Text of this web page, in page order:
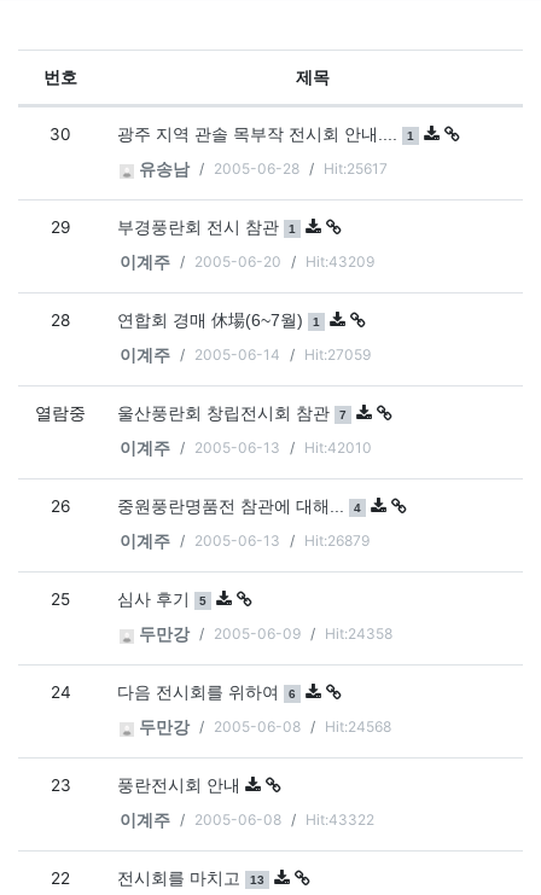
번호 제목
30 광주 지역 관솔 목부작 전시회 안내.... 댓글
1 개
유송남 2005-06-28 Hit:25617
29 부경풍란회 전시 참관 댓글
1 개
이계주 2005-06-20 Hit:43209
28 연합회 경매 休場(6~7월) 댓글
1 개
이계주 2005-06-14 Hit:27059
열람중 울산풍란회 창립전시회 참관 댓글
7 개
이계주 2005-06-13 Hit:42010
26 중원풍란명품전 참관에 대해... 댓글
4 개
이계주 2005-06-13 Hit:26879
25 심사 후기 댓글
5 개
두만강 2005-06-09 Hit:24358
24 다음 전시회를 위하여 댓글
6 개
두만강 2005-06-08 Hit:24568
23
풍란전시회 안내
이계주
2005-06-08 Hit:43322
22 전시회를 마치고 댓글
13 개